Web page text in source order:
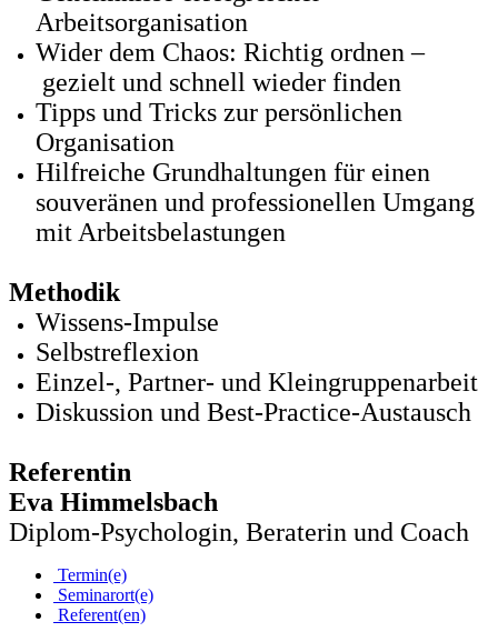
Arbeitsorganisation
Wider dem Chaos: Richtig ordnen –
gezielt und schnell wieder finden
Tipps und Tricks zur persönlichen
Organisation
Hilfreiche Grundhaltungen für einen
souveränen und professionellen Umgang
mit Arbeitsbelastungen
Methodik
Wissens-Impulse
Selbstreflexion
Einzel-, Partner- und Kleingruppenarbeit
Diskussion und Best-Practice-Austausch
Referentin
Eva Himmelsbach
Diplom-Psychologin, Beraterin und Coach
Termin(e)
Seminarort(e)
Referent(en)